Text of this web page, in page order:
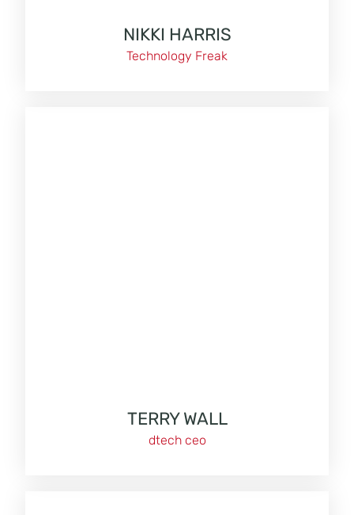
NIKKI HARRIS
Technology Freak
TERRY WALL
dtech ceo